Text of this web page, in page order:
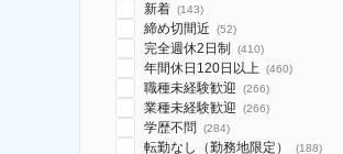
新着 (143)
締め切間近 (52)
完全週休2日制 (410)
年間休日120日以上 (460)
職種未経験歓迎 (266)
業種未経験歓迎 (266)
学歴不問 (284)
転勤なし（勤務地限定） (188)